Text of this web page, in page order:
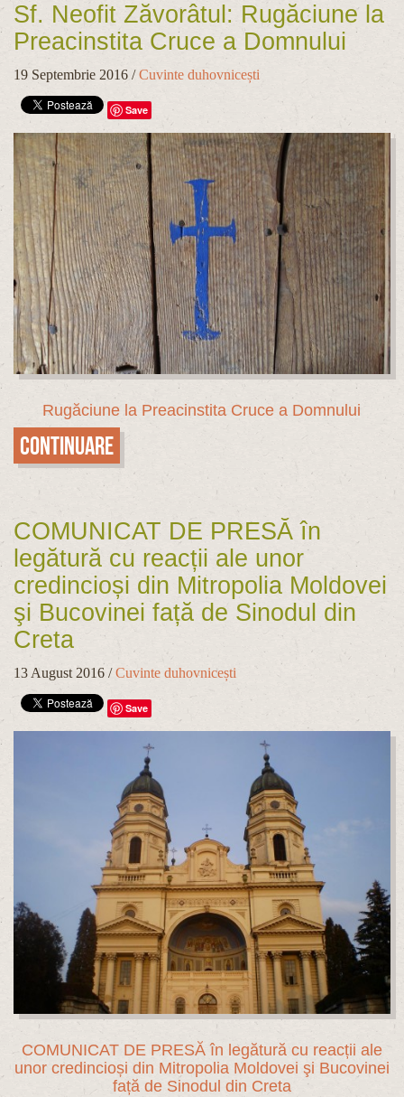
Sf. Neofit Zăvorâtul: Rugăciune la
Preacinstita Cruce a Domnului
19 Septembrie 2016 /Cuvinte duhovnicești
Save
Rugăciune la Preacinstita Cruce a Domnului
Continuare
COMUNICAT DE PRESĂ în
legătură cu reacții ale unor
credincioși din Mitropolia Moldovei
şi Bucovinei față de Sinodul din
Creta
13 August 2016 /Cuvinte duhovnicești
Save
COMUNICAT DE PRESĂ în legătură cu reacții ale
unor credincioși din Mitropolia Moldovei şi Bucovinei
față de Sinodul din Creta